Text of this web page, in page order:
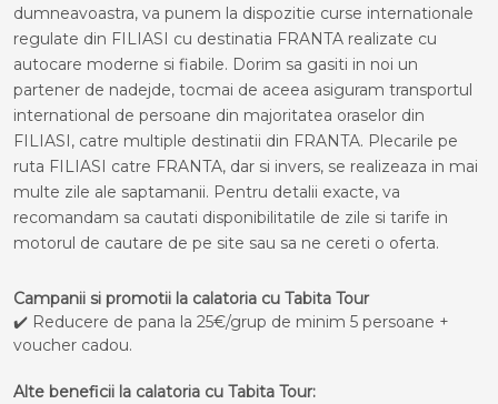
dumneavoastra, va punem la dispozitie curse internationale
regulate din FILIASI cu destinatia FRANTA realizate cu
autocare moderne si fiabile. Dorim sa gasiti in noi un
partener de nadejde, tocmai de aceea asiguram transportul
international de persoane din majoritatea oraselor din
FILIASI, catre multiple destinatii din FRANTA. Plecarile pe
ruta FILIASI catre FRANTA, dar si invers, se realizeaza in mai
multe zile ale saptamanii. Pentru detalii exacte, va
recomandam sa cautati disponibilitatile de zile si tarife in
motorul de cautare de pe site sau sa ne cereti o oferta.
Campanii si promotii la calatoria cu Tabita Tour
✔️ Reducere de pana la 25€/grup de minim 5 persoane +
voucher cadou.
Alte beneficii la calatoria cu Tabita Tour: